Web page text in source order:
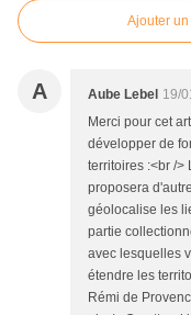
Ajouter
A Aube Lebel 19/
Merci pour cet
développer de
territoires :<br />
proposera
géolocalise les
partie
avec lesquelles
étendre les
Rémi de